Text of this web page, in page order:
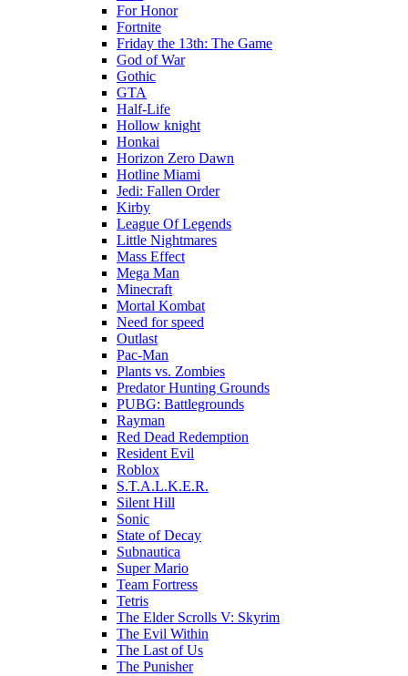
For Honor
Fortnite
Friday the 13th: The Game
God of War
Gothic
GTA
Half-Life
Hollow knight
Honkai
Horizon Zero Dawn
Hotline Miami
Jedi: Fallen Order
Kirby
League Of Legends
Little Nightmares
Mass Effect
Mega Man
Minecraft
Mortal Kombat
Need for speed
Outlast
Pac-Man
Plants vs. Zombies
Predator Hunting Grounds
PUBG: Battlegrounds
Rayman
Red Dead Redemption
Resident Evil
Roblox
S.T.A.L.K.E.R.
Silent Hill
Sonic
State of Decay
Subnautica
Super Mario
Team Fortress
Tetris
The Elder Scrolls V: Skyrim
The Evil Within
The Last of Us
The Punisher